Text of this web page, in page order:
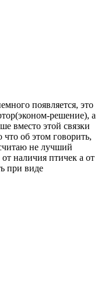
появляется, это
решение), а
вместо этой связки
об этом говорить,
не лучший
наличия птичек а от
при виде